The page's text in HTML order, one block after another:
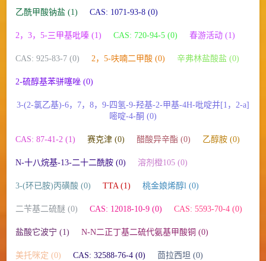
乙酰甲酸钠盐 (1) CAS: 1071-93-8 (0)
2，3，5-三甲基吡嗪 (1) CAS: 720-94-5 (0) 春游活动 (1)
CAS: 925-83-7 (0) 2，5-呋喃二甲酸 (0) 辛弗林盐酸盐 (0)
2-硫醇基苯骈噻唑 (0)
3-(2-氯乙基)-6，7，8，9-四氢-9-羟基-2-甲基-4H-吡啶并[1，2-a]
嘧啶-4-酮 (0)
CAS: 87-41-2 (1) 赛克津 (0) 醋酸异辛酯 (0) 乙醇胺 (0)
N-十八烷基-13-二十二酰胺 (0) 溶剂橙105 (0)
3-(环已胺)丙磺酸 (0) TTA (1) 桃金娘烯醇l (0)
二苄基二硫醚 (0) CAS: 12018-10-9 (0) CAS: 5593-70-4 (0)
盐酸它波宁 (1) N-N二正丁基二硫代氨基甲酸铜 (0)
美托咪定 (0) CAS: 32588-76-4 (0) 茴拉西坦 (0)